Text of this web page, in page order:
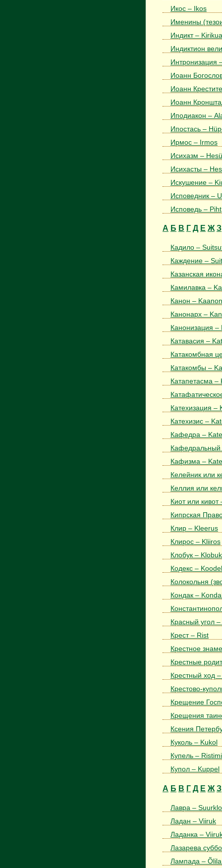
Икос – Ikos
Именины
Индикт –
Индиктион
Интронизация
Иоанн
Иоанн
Иоанн
Иподиакон –
Ипостась –
Ирмос – Irmos
Исихазм –
Исихасты –
Искушение –
Исповедник –
Исповедь – Piht
А Б В Г Д Е Ж З
Кадило –
Каждение –
Казанская
Камилавка –
Канон – Kaanon
Канонарх –
Канонизация
Катавасия –
Катакомбная
Катакомбы –
Катапетасма –
Катехизация –
Катехизис –
Кафедра –
Кафедральный
Кафизма –
Келейник или
Келлия или
Киот или
Кипрская
Клир – Kleerus
Клирос – Kliiros
Клобук – Klobuk
Кодекс –
Колокольня
Кондак –
Красный угол
Крест – Rist
Крестное
Крестные
Крестный ход
Крестово-
Крещение
Крещения
Ксения
Куколь – Kukol
Купель –
Купол – Kuppel
А Б В Г Д Е Ж З
Лавра –
Ладан – Viiruk
Ладанка –
Лазарева
Лампада –